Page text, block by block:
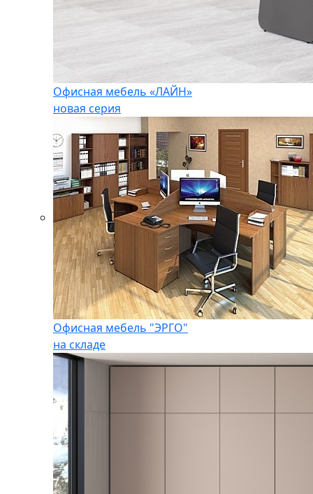
Офисная мебель «ЛАЙН»
новая серия
Офисная мебель "ЭРГО"
на складе